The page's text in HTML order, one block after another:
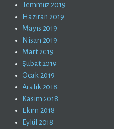
Temmuz 2019
Haziran 2019
Mayıs 2019
Nisan 2019
Mart 2019
Şubat 2019
Ocak 2019
Aralık 2018
Kasım 2018
Ekim 2018
Eylül 2018